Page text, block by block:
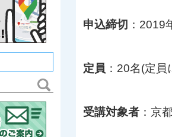
申込締切 ：2019
定員 ：20名(定
受講対象者 ：京